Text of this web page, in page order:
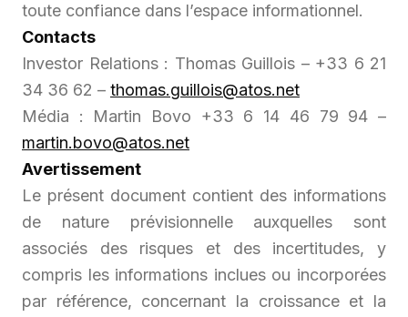
toute confiance dans l’espace informationnel.
Contacts
Investor Relations : Thomas Guillois – +33 6 21
34 36 62 – thomas.guillois@atos.net
Média : Martin Bovo +33 6 14 46 79 94 –
martin.bovo@atos.net
Avertissement
Le présent document contient des informations
de nature prévisionnelle auxquelles sont
associés des risques et des incertitudes, y
compris les informations inclues ou incorporées
par référence, concernant la croissance et la